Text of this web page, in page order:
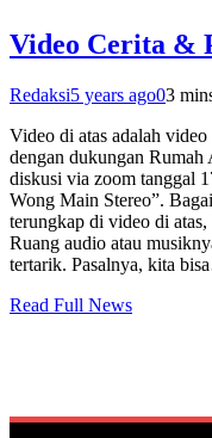
Video Cerita &
Redaksi5 years ago03
Video di atas adalah
dengan dukungan Rumah
diskusi via zoom tanggal
Wong Main Stereo”.
terungkap di video di
Ruang audio atau
tertarik. Pasalnya, kita
Read Full News